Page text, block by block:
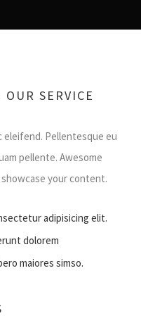
SERVICE
eleifend. Pellentesque eu
pellente. Awesome
your content.
adipisicing elit.
dolorem
maiores simso.